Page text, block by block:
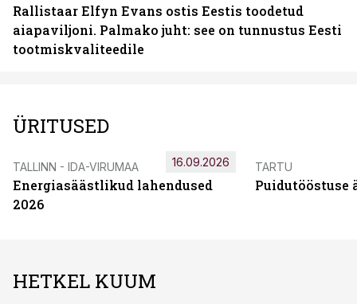
Rallistaar Elfyn Evans ostis Eestis toodetud
aiapaviljoni. Palmako juht: see on tunnustus Eesti
tootmiskvaliteedile
ÜRITUSED
TALLINN - IDA-VIRUMAA
Energiasäästlikud lahendused
2026
16.09.2026 TARTU
Puidutööstuse
HETKEL KUUM